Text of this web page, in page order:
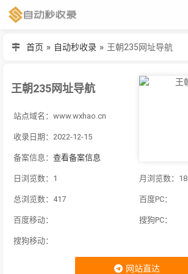
首页 » 自动秒收录 » 王朝235网址导航
王朝235网址导航
站点域名：www.wxhao.cn
收录日期：2022-12-15
备案信息： 查看备案信息
日浏览数：1 月浏览数：18
总浏览数：417 百度PC：
百度移动： 搜狗PC：
搜狗移动：
网站直达